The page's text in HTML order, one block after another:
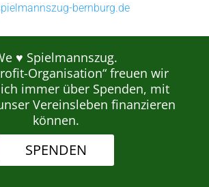
bernburg.de
♥ Spielmannszug.
Organisation“ freuen wir
immer über Spenden, mit
Vereinsleben finanzieren
können.
SPENDEN